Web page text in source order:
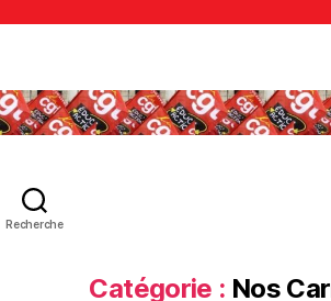
Recherche
Catégorie : Nos